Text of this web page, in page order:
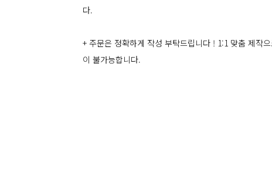
다.
+ 주문은 정확하게 작성 부탁드립니다 ! 1:1 맞춤 제작
이 불가능합니다.